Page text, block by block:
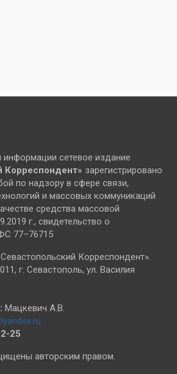
сетевое издание
Корреспондент» зарегистрировано
по надзору в сфере связи,
и массовых коммуникаций
средства массовой
г., свидетельство о
77–76715
Корреспондент».
г. Севастополь, ул. Василия
Мацкевич А.В.
25
авторским правом.